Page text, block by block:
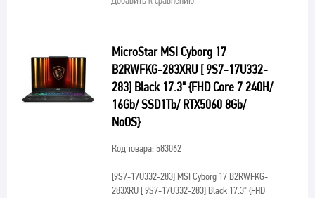
MicroStar MSI Cyborg 17
B2RWFKG-283XRU [ 9S7-17U332-
283] Black 17.3" {FHD Core 7 240H/
16Gb/ SSD1Tb/ RTX5060 8Gb/
NoOS}
Код товара: 583062
[9S7-17U332-283]MSI Cyborg 17 B2RWFKG-
283XRU [ 9S7-17U332-283] Black 17.3" {FHD